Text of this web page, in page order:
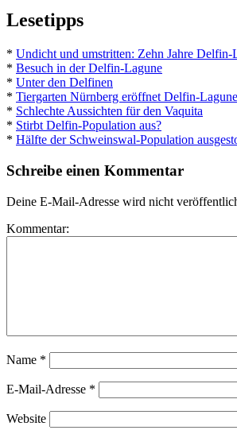
Lesetipps
* Undicht und umstritten: Zehn Jahre
* Besuch in der Delfin-Lagune
* Unter den Delfinen
* Tiergarten Nürnberg eröffnet Delfin-
* Schlechte Aussichten für den Vaquita
* Stirbt Delfin-Population aus?
* Hälfte der Schweinswal-Population
Schreibe einen Kommentar
Deine E-Mail-Adresse wird nicht
Kommentar:
Name *
E-Mail-Adresse *
Website